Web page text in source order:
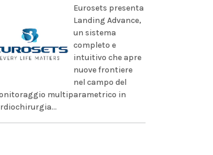
Eurosets presenta
Landing Advance,
un sistema
completo e
intuitivo che apre
nuove frontiere
nel campo del
multiparametrico in